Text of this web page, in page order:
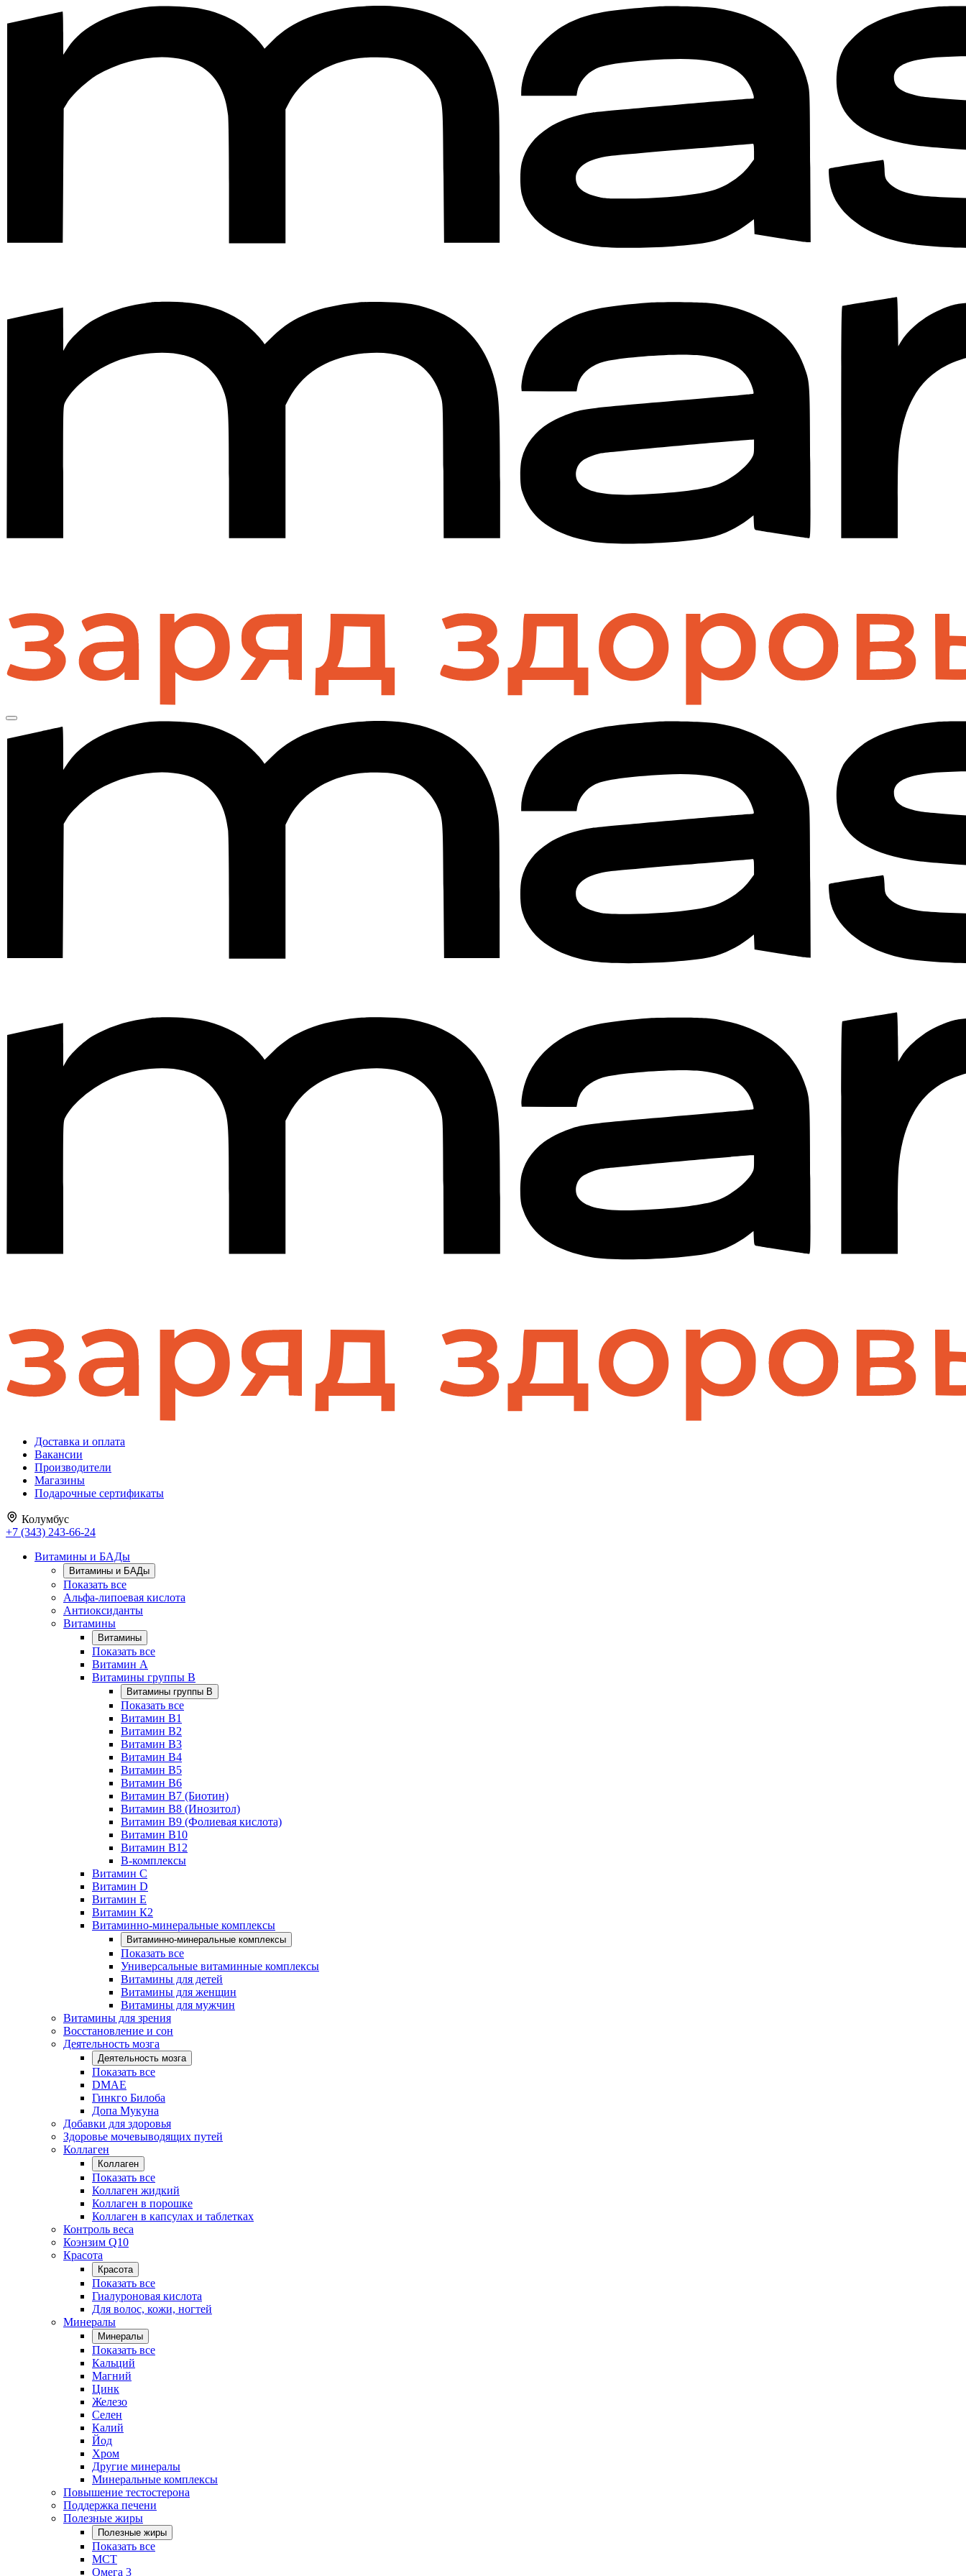
Доставка и оплата
Вакансии
Производители
Магазины
Подарочные сертификаты
Колумбус
+7 (343) 243-66-24
Витамины и БАДы
Витамины и БАДы
Показать все
Альфа-липоевая кислота
Антиоксиданты
Витамины
Витамины
Показать все
Витамин A
Витамины группы B
Витамины группы B
Показать все
Витамин B1
Витамин B2
Витамин B3
Витамин B4
Витамин B5
Витамин B6
Витамин B7 (Биотин)
Витамин B8 (Инозитол)
Витамин B9 (Фолиевая кислота)
Витамин B10
Витамин B12
B-комплексы
Витамин C
Витамин D
Витамин E
Витамин К2
Витаминно-минеральные комплексы
Витаминно-минеральные комплексы
Показать все
Универсальные витаминные комплексы
Витамины для детей
Витамины для женщин
Витамины для мужчин
Витамины для зрения
Восстановление и сон
Деятельность мозга
Деятельность мозга
Показать все
DMAE
Гинкго Билоба
Допа Мукуна
Добавки для здоровья
Здоровье мочевыводящих путей
Коллаген
Коллаген
Показать все
Коллаген жидкий
Коллаген в порошке
Коллаген в капсулах и таблетках
Контроль веса
Коэнзим Q10
Красота
Красота
Показать все
Гиалуроновая кислота
Для волос, кожи, ногтей
Минералы
Минералы
Показать все
Кальций
Магний
Цинк
Железо
Селен
Калий
Йод
Хром
Другие минералы
Минеральные комплексы
Повышение тестостерона
Поддержка печени
Полезные жиры
Полезные жиры
Показать все
MCT
Омега 3